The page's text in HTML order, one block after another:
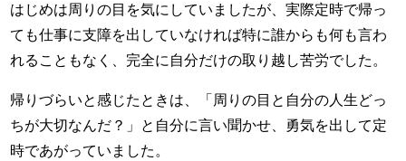
はじめは周りの目を気にしていましたが、実際定時で帰っ
ても仕事に支障を出していなければ特に誰からも何も言わ
れることもなく、完全に自分だけの取り越し苦労でした。
帰りづらいと感じたときは、「周りの目と自分の人生どっ
ちが大切なんだ？」と自分に言い聞かせ、勇気を出して定
時であがっていました。